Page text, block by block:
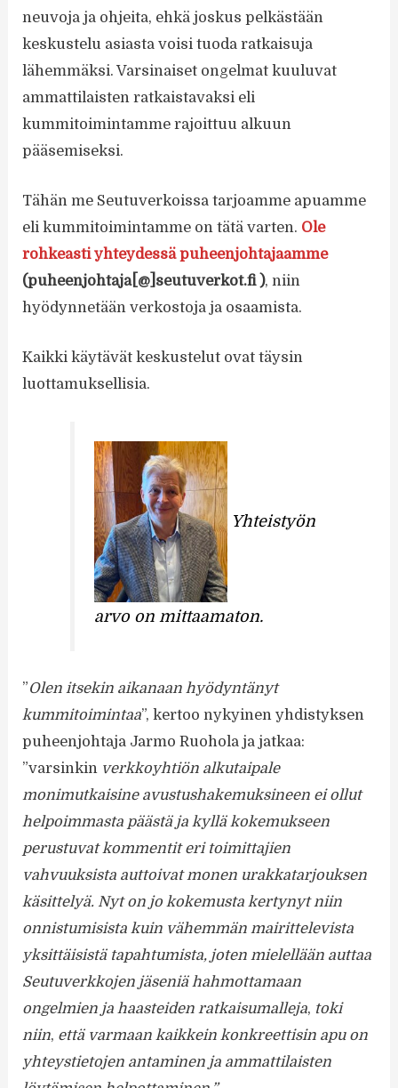
neuvoja ja ohjeita, ehkä joskus pelkästään
keskustelu asiasta voisi tuoda ratkaisuja
lähemmäksi. Varsinaiset ongelmat kuuluvat
ammattilaisten ratkaistavaksi eli
kummitoimintamme rajoittuu alkuun
pääsemiseksi.
Tähän me Seutuverkoissa tarjoamme apuamme
eli kummitoimintamme on tätä varten. Ole
rohkeasti yhteydessä puheenjohtajaamme
(puheenjohtaja[@]seutuverkot.fi ), niin
hyödynnetään verkostoja ja osaamista.
Kaikki käytävät keskustelut ovat täysin
luottamuksellisia.
Yhteistyön
arvo on mittaamaton.
”Olen itsekin aikanaan hyödyntänyt
kummitoimintaa”, kertoo nykyinen yhdistyksen
puheenjohtaja Jarmo Ruohola ja jatkaa:
”varsinkin verkkoyhtiön alkutaipale
monimutkaisine avustushakemuksineen ei ollut
helpoimmasta päästä ja kyllä kokemukseen
perustuvat kommentit eri toimittajien
vahvuuksista auttoivat monen urakkatarjouksen
käsittelyä. Nyt on jo kokemusta kertynyt niin
onnistumisista kuin vähemmän mairittelevista
yksittäisistä tapahtumista, joten mielellään auttaa
Seutuverkkojen jäseniä hahmottamaan
ongelmien ja haasteiden ratkaisumalleja, toki
niin, että varmaan kaikkein konkreettisin apu on
yhteystietojen antaminen ja ammattilaisten